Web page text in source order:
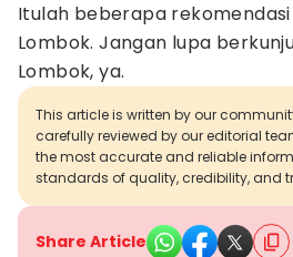
Itulah beberapa
Lombok. Jangan lupa
Lombok, ya.
This article is written by our
carefully reviewed by our editorial
the most accurate and reliable
standards of quality, credibility, and
Share Article